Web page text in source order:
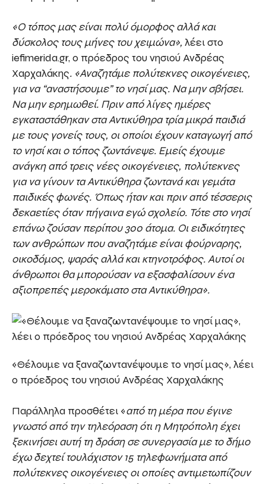
«Ο τόπος μας είναι πολύ όμορφος αλλά και
δύσκολος τους μήνες του χειμώνα», λέει στο
iefimerida.gr, ο πρόεδρος του νησιού Ανδρέας
Χαρχαλάκης. «Αναζητάμε πολύτεκνες οικογένειες,
για να “αναστήσουμε” το νησί μας. Να μην σβήσει.
Να μην ερημωθεί. Πριν από λίγες ημέρες
εγκαταστάθηκαν στα Αντικύθηρα τρία μικρά παιδιά
με τους γονείς τους, οι οποίοι έχουν καταγωγή από
το νησί και ο τόπος ζωντάνεψε. Εμείς έχουμε
ανάγκη από τρεις νέες οικογένειες, πολύτεκνες
για να γίνουν τα Αντικύθηρα ζωντανά και γεμάτα
παιδικές φωνές. Όπως ήταν και πριν από τέσσερις
δεκαετίες όταν πήγαινα εγώ σχολείο. Τότε στο νησί
επάνω ζούσαν περίπου 300 άτομα. Οι ειδικότητες
των ανθρώπων που αναζητάμε είναι φούρναρης,
οικοδόμος, ψαράς αλλά και κτηνοτρόφος. Αυτοί οι
άνθρωποι θα μπορούσαν να εξασφαλίσουν ένα
αξιοπρεπές μεροκάματο στα Αντικύθηρα».
«Θέλουμε να ξαναζωντανέψουμε το νησί μας», λέει
ο πρόεδρος του νησιού Ανδρέας Χαρχαλάκης
Παράλληλα προσθέτει «από τη μέρα που έγινε
γνωστό από την τηλεόραση ότι η Μητρόπολη έχει
ξεκινήσει αυτή τη δράση σε συνεργασία με το δήμο
έχω δεχτεί τουλάχιστον 15 τηλεφωνήματα από
πολύτεκνες οικογένειες οι οποίες αντιμετωπίζουν